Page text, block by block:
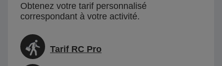
Obtenez votre tarif personnalisé
correspondant à votre activité.
Tarif RC Pro